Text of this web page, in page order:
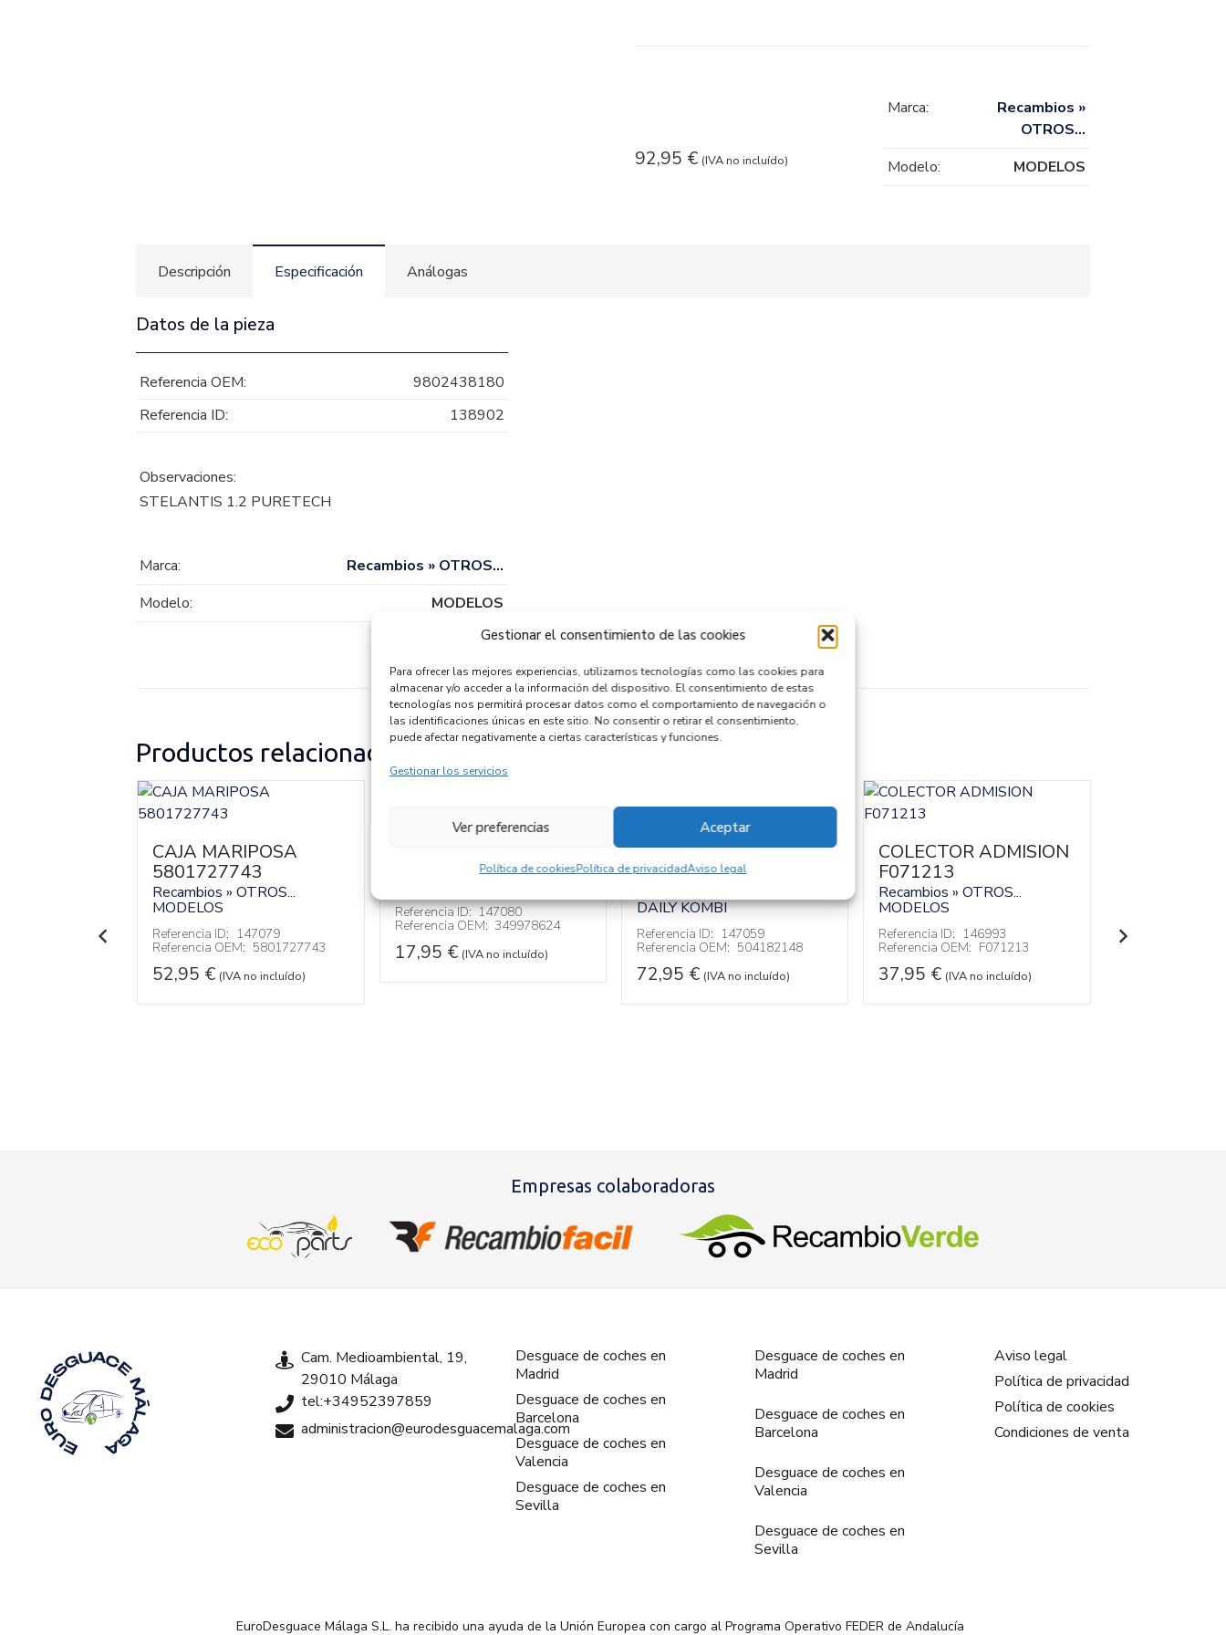
Gestionar el consentimiento de las cookies
Para ofrecer las mejores experiencias, utilizamos tecnologías como las cookies para
almacenar y/o acceder a la información del dispositivo. El consentimiento de estas
tecnologías nos permitirá procesar datos como el comportamiento de navegación o
las identificaciones únicas en este sitio. No consentir o retirar el consentimiento,
puede afectar negativamente a ciertas características y funciones.
Gestionar los servicios
Aceptar
Ver preferencias
Política de cookiesPolítica de privacidadAviso legal
92,95 € (IVA no incluído)
Marca:
Recambios »
OTROS…
Modelo:
MODELOS
Descripción Especificación Análogas
Datos de la pieza
Referencia OEM:
9802438180
Referencia ID:
138902
Observaciones:
STELANTIS 1.2 PURETECH
Marca:
Recambios » OTROS…
Modelo:
MODELOS
Productos relacionados
CAJA MARIPOSA
5801727743
Recambios » OTROS...
MODELOS
Referencia ID: 147079
Referencia OEM: 5801727743
52,95 € (IVA no incluído)
TERMOSTATO
Recambios » OTROS...
Referencia ID: 147080
Referencia OEM: 349978624
17,95 € (IVA no incluído)
SOPORTE FILTRO
GASOIL 504182148
DAILY KOMBI
Referencia ID: 147059
Referencia OEM: 504182148
72,95 € (IVA no incluído)
COLECTOR ADMISION
F071213
Recambios » OTROS...
MODELOS
Referencia ID: 146993
Referencia OEM: F071213
37,95 € (IVA no incluído)
32,95
Empresas colaboradoras
Cam. Medioambiental, 19,
29010 Málaga
tel:+34952397859
administracion@eurodesguacemalaga.com
Desguace de coches en
Madrid
Desguace de coches en
Barcelona
Desguace de coches en
Valencia
Desguace de coches en
Sevilla
Desguace de coches en
Madrid
Desguace de coches en
Barcelona
Desguace de coches en
Valencia
Desguace de coches en
Sevilla
Aviso legal
Política de privacidad
Política de cookies
Condiciones de venta
EuroDesguace Málaga S.L. ha recibido una ayuda de la Unión Europea con cargo al Programa Operativo FEDER de Andalucía